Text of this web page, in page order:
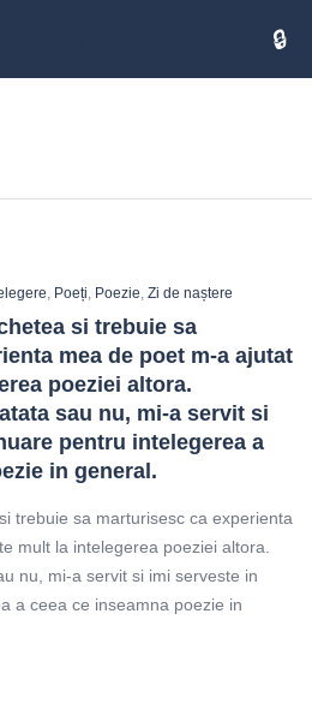
, Poeți, Poezie, Zi de naștere
si trebuie sa
mea de poet m-a ajutat
poeziei altora.
sau nu, mi-a servit si
pentru intelegerea a
in general.
trebuie sa marturisesc ca experienta
mult la intelegerea poeziei altora.
nu, mi-a servit si imi serveste in
a ceea ce inseamna poezie in